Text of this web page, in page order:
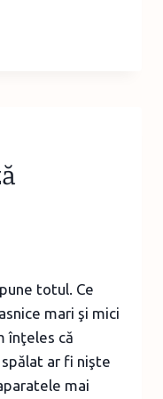
totul. Ce
mari şi mici
înţeles că
ar fi nişte
mai